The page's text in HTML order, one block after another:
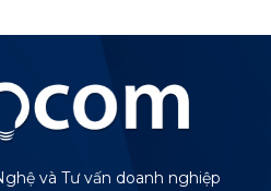
và Tư vấn doanh nghiệp